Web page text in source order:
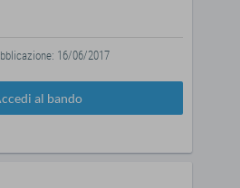
16/06/2017
al bando